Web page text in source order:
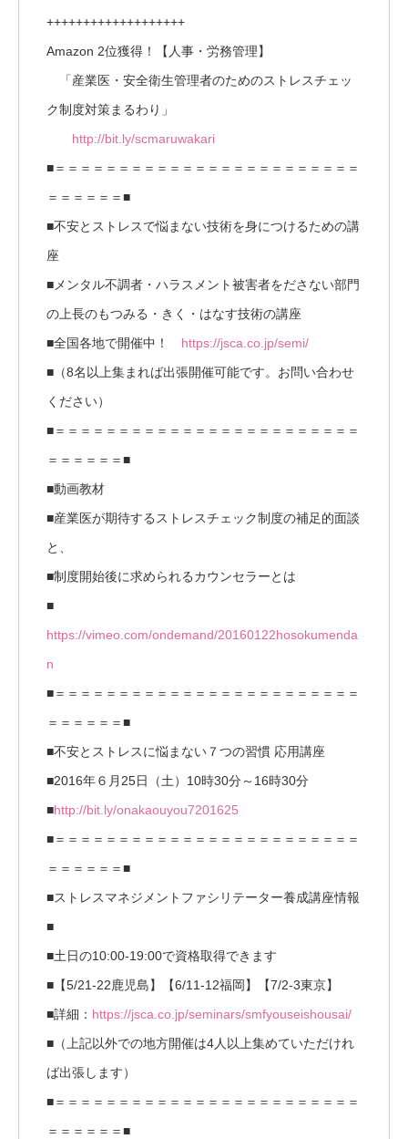
+++++++++++++++++++
Amazon 2位獲得！【人事・労務管理】
「産業医・安全衛生管理者のためのストレスチェッ
ク制度対策まるわり」
http://bit.ly/scmaruwakari
■＝＝＝＝＝＝＝＝＝＝＝＝＝＝＝＝＝＝＝＝＝＝＝＝
＝＝＝＝＝＝■
■不安とストレスで悩まない技術を身につけるための講
座
■メンタル不調者・ハラスメント被害者をださない部門
の上長のもつみる・きく・はなす技術の講座
■全国各地で開催中！ https://jsca.co.jp/semi/
■（8名以上集まれば出張開催可能です。お問い合わせ
ください）
■＝＝＝＝＝＝＝＝＝＝＝＝＝＝＝＝＝＝＝＝＝＝＝＝
＝＝＝＝＝＝■
■動画教材
■産業医が期待するストレスチェック制度の補足的面談
と、
■制度開始後に求められるカウンセラーとは
■
https://vimeo.com/ondemand/20160122hosokumenda
n
■＝＝＝＝＝＝＝＝＝＝＝＝＝＝＝＝＝＝＝＝＝＝＝＝
＝＝＝＝＝＝■
■不安とストレスに悩まない７つの習慣 応用講座
■2016年６月25日（土）10時30分～16時30分
■http://bit.ly/onakaouyou7201625
■＝＝＝＝＝＝＝＝＝＝＝＝＝＝＝＝＝＝＝＝＝＝＝＝
＝＝＝＝＝＝■
■ストレスマネジメントファシリテーター養成講座情報
■
■土日の10:00-19:00で資格取得できます
■【5/21-22鹿児島】【6/11-12福岡】【7/2-3東京】
■詳細： https://jsca.co.jp/seminars/smfyouseishousai/
■（上記以外での地方開催は4人以上集めていただけれ
ば出張します）
■＝＝＝＝＝＝＝＝＝＝＝＝＝＝＝＝＝＝＝＝＝＝＝＝
＝＝＝＝＝＝■